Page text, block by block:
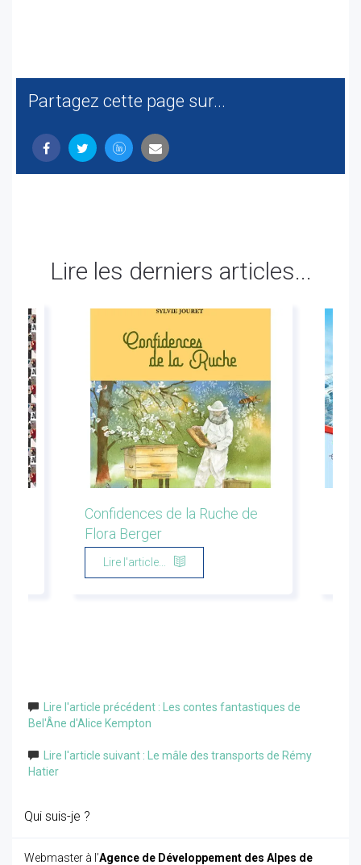
Partagez cette page sur...
Lire les derniers articles...
Confidences de la Ruche de
Flora Berger
Lire l'article...
Lire l'article précédent : Les contes fantastiques de
Bel'Âne d'Alice Kempton
Lire l'article suivant : Le mâle des transports de Rémy
Hatier
Qui suis-je ?
Webmaster à l’Agence de Développement des Alpes de